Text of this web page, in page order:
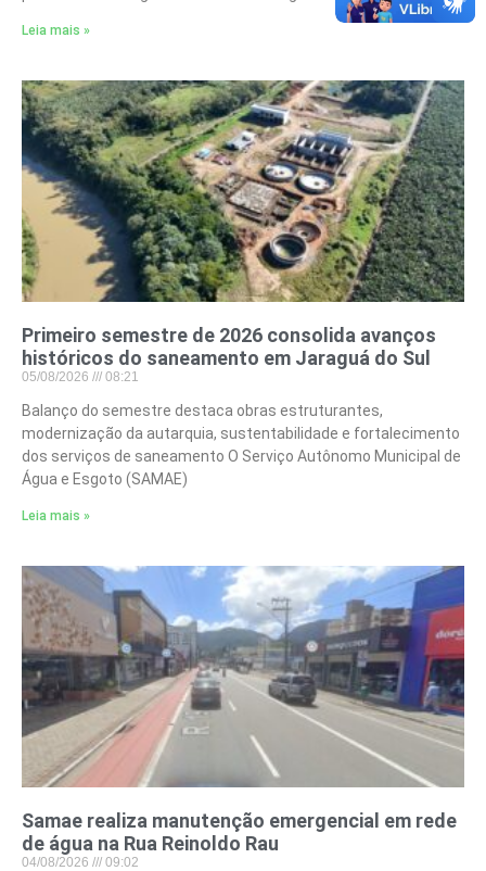
Leia mais »
Primeiro semestre de 2026 consolida avanços
históricos do saneamento em Jaraguá do Sul
05/08/2026 08:21
Balanço do semestre destaca obras estruturantes,
modernização da autarquia, sustentabilidade e fortalecimento
dos serviços de saneamento O Serviço Autônomo Municipal de
Água e Esgoto (SAMAE)
Leia mais »
Samae realiza manutenção emergencial em rede
de água na Rua Reinoldo Rau
04/08/2026 09:02